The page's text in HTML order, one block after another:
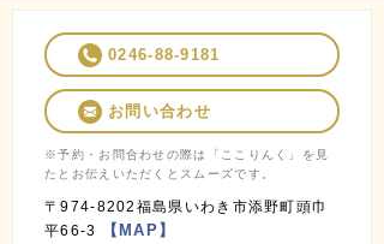
0246-88-9181
お問い合わせ
※予約・お問合わせの際は「ここりんく」を見
たとお伝えいただくとスムーズです。
〒974-8202福島県いわき市添野町頭巾
平66-3
【MAP】